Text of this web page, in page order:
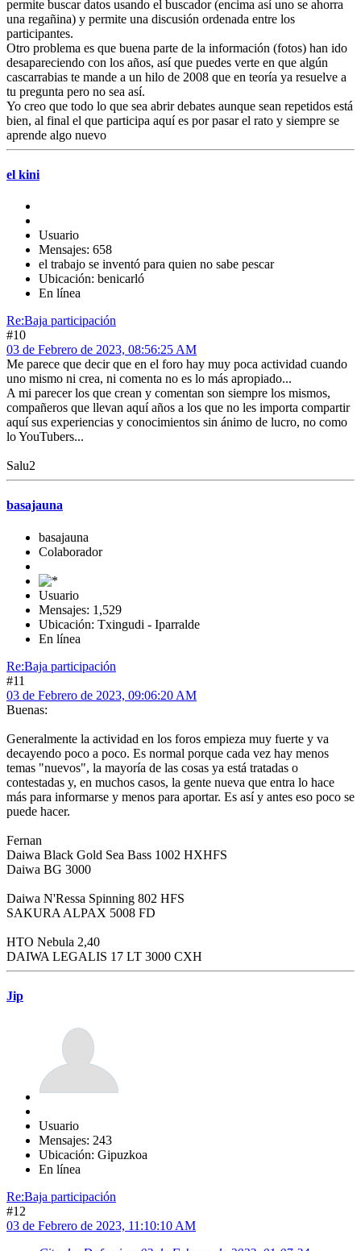
permite buscar datos usando el buscador (encima así uno se ahorra
una regañina) y permite una discusión ordenada entre los
participantes.
Otro problema es que buena parte de la información (fotos) han ido
desapareciendo con los años, así que puedes verte en que algún
cascarrabias te mande a un hilo de 2008 que en teoría ya resuelve a
tu pregunta pero no sea así.
Yo creo que todo lo que sea abrir debates aunque sean repetidos está
bien, al final el que participa aquí es por pasar el rato y siempre se
aprende algo nuevo
el kini
Usuario
Mensajes: 658
el trabajo se inventó para quien no sabe pescar
Ubicación: benicarló
En línea
Re:Baja participación
#10
03 de Febrero de 2023, 08:56:25 AM
Me parece que decir que en el foro hay muy poca actividad cuando
uno mismo ni crea, ni comenta no es lo más apropiado...
A mi parecer los que crean y comentan son siempre los mismos,
compañeros que llevan aquí años a los que no les importa compartir
aquí sus experiencias y conocimientos sin ánimo de lucro, no como
lo YouTubers...
Salu2
basajauna
basajauna
Colaborador
Usuario
Mensajes: 1,529
Ubicación: Txingudi - Iparralde
En línea
Re:Baja participación
#11
03 de Febrero de 2023, 09:06:20 AM
Buenas:
Generalmente la actividad en los foros empieza muy fuerte y va
decayendo poco a poco. Es normal porque cada vez hay menos
temas "nuevos", la mayoría de las cosas ya está tratadas o
contestadas y, en muchos casos, la gente nueva que entra lo hace
más para informarse y menos para aportar. Es así y antes eso poco se
puede hacer.
Fernan
Daiwa Black Gold Sea Bass 1002 HXHFS
Daiwa BG 3000
Daiwa N'Ressa Spinning 802 HFS
SAKURA ALPAX 5008 FD
HTO Nebula 2,40
DAIWA LEGALIS 17 LT 3000 CXH
Jip
Usuario
Mensajes: 243
Ubicación: Gipuzkoa
En línea
Re:Baja participación
#12
03 de Febrero de 2023, 11:10:10 AM